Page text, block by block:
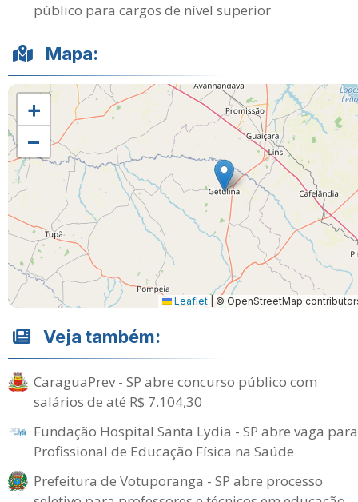
público para cargos de nível superior
Mapa:
+
−
Leaflet © OpenStreetMap
Veja também:
CaraguaPrev - SP abre concurso público com
salários de até R$ 7.104,30
Fundação Hospital Santa Lydia - SP abre vaga para
Profissional de Educação Física na Saúde
Prefeitura de Votuporanga - SP abre processo